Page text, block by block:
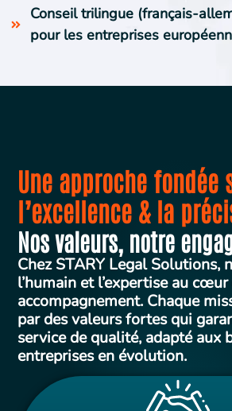
Conseil trilingue (français-
pour les entreprises
Une approche fondée
l’excellence & la
Nos valeurs, notre
Chez STARY Legal Solutions,
l’humain et l’expertise au
accompagnement. Chaque
par des valeurs fortes qui
service de qualité, adapté aux
entreprises en évolution.